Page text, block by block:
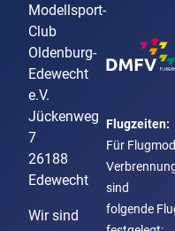
Modellsport-
Club
Oldenburg-
Edewecht
e.V.
Jückenweg
7
26188
Edewecht
Wir sind
Flugzeiten:
Für
sind
folgende